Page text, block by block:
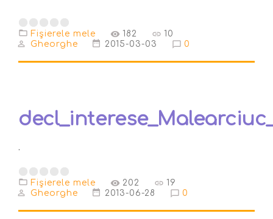
Fişierele mele 182
10
Gheorghe
2015-03-03 0
.
Fişierele mele 202
19
Gheorghe
2013-06-28 0